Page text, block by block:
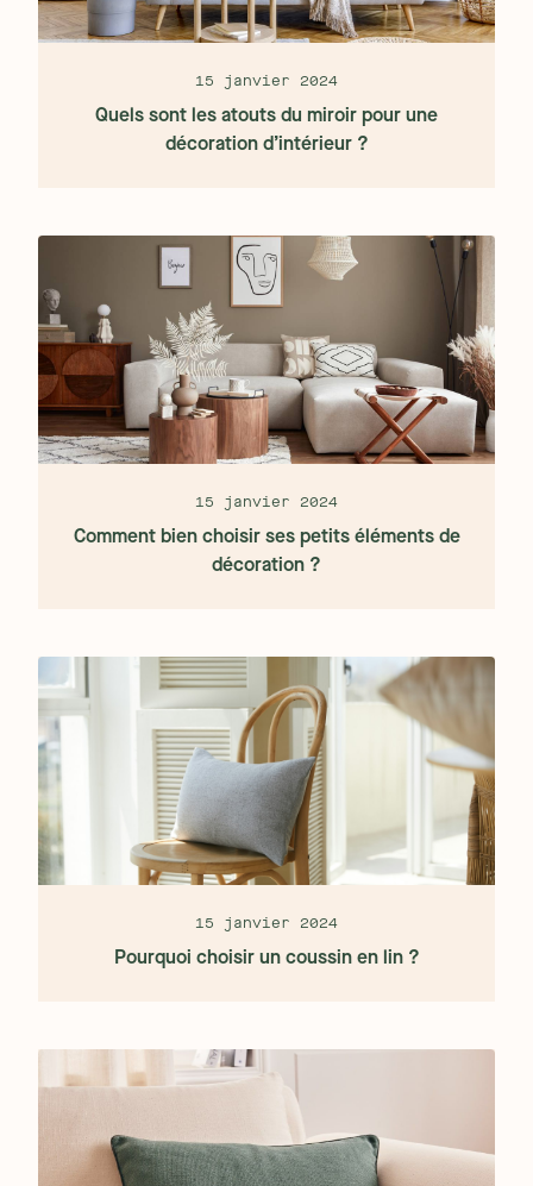
15 janvier 2024
Quels sont les atouts du miroir pour une
décoration d’intérieur ?
15 janvier 2024
Comment bien choisir ses petits éléments de
décoration ?
15 janvier 2024
Pourquoi choisir un coussin en lin ?